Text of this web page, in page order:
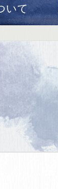
いて